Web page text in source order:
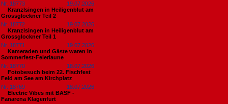
Nr. 18773
19.07.2026
Kranzlsingen in Heiligenblut am
Grossglockner Teil 2
Nr. 18772
19.07.2026
Kranzlsingen in Heiligenblut am
Grossglockner Teil 1
Nr. 18771
19.07.2026
Kameraden und Gäste waren in
Sommerfest-Feierlaune
Nr. 18770
18.07.2026
Fotobesuch beim 22. Fischfest
Feld am See am Kirchplatz
Nr. 18769
18.07.2026
Electric Vibes mit BASF -
Fanarena Klagenfurt